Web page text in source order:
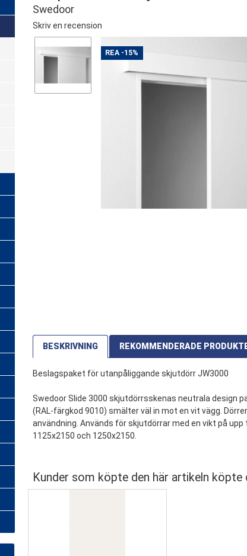
Swedoor
Skriv en recension
REA -15%
BESKRIVNING REKOMMENDERADE
Beslagspaket för utanpåliggande skjutdörr JW3000
Swedoor Slide 3000 skjutdörrsskenas neutrala design
(RAL-färgkod 9010) smälter väl in mot en vit vägg.
användning. Används för skjutdörrar med en vikt på
1125x2150 och 1250x2150.
Recensera produkten
1499 SEK
Kunder som köpte den här artikeln köpte